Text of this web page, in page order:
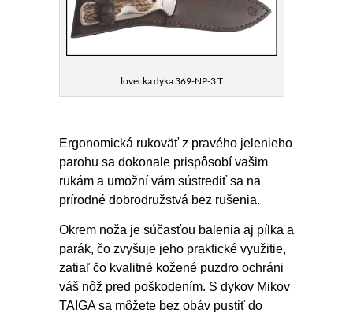
lovecka dyka 369-NP-3 T
Ergonomická rukoväť z pravého jelenieho
parohu sa dokonale prispôsobí vašim
rukám a umožní vám sústrediť sa na
prírodné dobrodružstvá bez rušenia.
Okrem noža je súčasťou balenia aj pílka a
parák, čo zvyšuje jeho praktické využitie,
zatiaľ čo kvalitné kožené puzdro ochráni
váš nôž pred poškodením. S dykov Mikov
TAIGA sa môžete bez obáv pustiť do